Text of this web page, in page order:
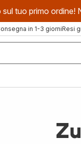
tuo primo
in 1-3 giorniResi